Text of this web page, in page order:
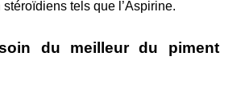
tels que l’Aspirine.
du meilleur du piment